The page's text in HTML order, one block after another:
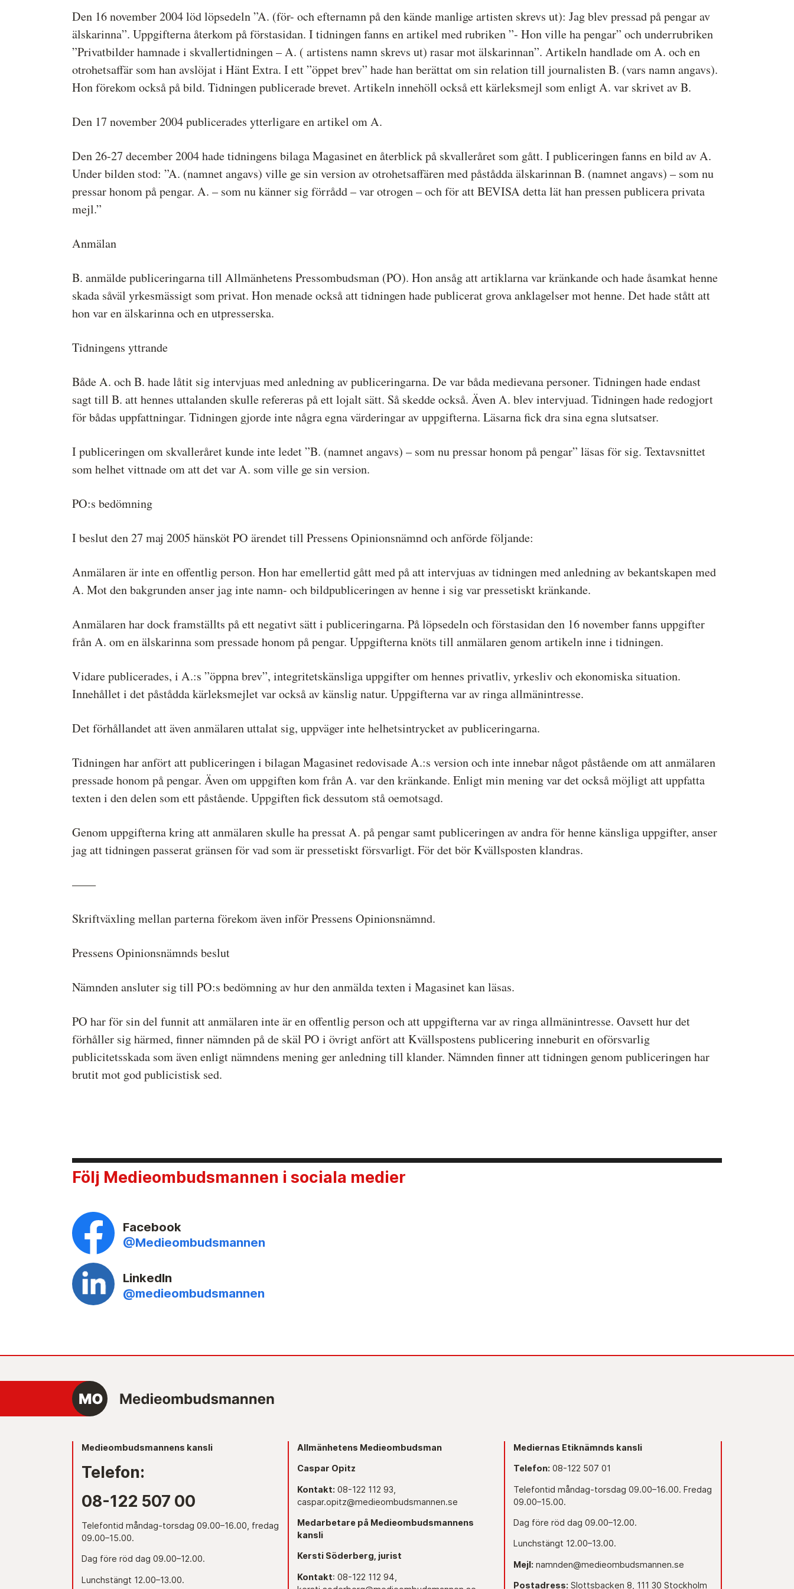
Medieetikens historia
Instruktion för Allmänhetens
Medieombudsman
Hela listan över frivilligt anslutna medier
Skillnaden mellan Granskningsnämnden och
MO
Pressbilder
Så behandlar vi dina personuppgifter
Den 16 november 2004 löd löpsedeln ”A. (för- och efternamn på den kände manlige artisten skrevs ut): Jag blev pressad på pengar av
älskarinna”. Uppgifterna återkom på förstasidan. I tidningen fanns en artikel med rubriken ”- Hon ville ha pengar” och underrubriken
”Privatbilder hamnade i skvallertidningen – A. ( artistens namn skrevs ut) rasar mot älskarinnan”. Artikeln handlade om A. och en
otrohetsaffär som han avslöjat i Hänt Extra. I ett ”öppet brev” hade han berättat om sin relation till journalisten B. (vars namn angavs).
Hon förekom också på bild. Tidningen publicerade brevet. Artikeln innehöll också ett kärleksmejl som enligt A. var skrivet av B.
Den 17 november 2004 publicerades ytterligare en artikel om A.
Den 26-27 december 2004 hade tidningens bilaga Magasinet en återblick på skvalleråret som gått. I publiceringen fanns en bild av A.
Under bilden stod: ”A. (namnet angavs) ville ge sin version av otrohetsaffären med påstådda älskarinnan B. (namnet angavs) – som nu
pressar honom på pengar. A. – som nu känner sig förrådd – var otrogen – och för att BEVISA detta lät han pressen publicera privata
mejl.”
Anmälan
B. anmälde publiceringarna till Allmänhetens Pressombudsman (PO). Hon ansåg att artiklarna var kränkande och hade åsamkat henne
skada såväl yrkesmässigt som privat. Hon menade också att tidningen hade publicerat grova anklagelser mot henne. Det hade stått att
hon var en älskarinna och en utpresserska.
Tidningens yttrande
Både A. och B. hade låtit sig intervjuas med anledning av publiceringarna. De var båda medievana personer. Tidningen hade endast
sagt till B. att hennes uttalanden skulle refereras på ett lojalt sätt. Så skedde också. Även A. blev intervjuad. Tidningen hade redogjort
för bådas uppfattningar. Tidningen gjorde inte några egna värderingar av uppgifterna. Läsarna fick dra sina egna slutsatser.
I publiceringen om skvalleråret kunde inte ledet ”B. (namnet angavs) – som nu pressar honom på pengar” läsas för sig. Textavsnittet
som helhet vittnade om att det var A. som ville ge sin version.
PO:s bedömning
I beslut den 27 maj 2005 hänsköt PO ärendet till Pressens Opinionsnämnd och anförde följande:
Anmälaren är inte en offentlig person. Hon har emellertid gått med på att intervjuas av tidningen med anledning av bekantskapen med
A. Mot den bakgrunden anser jag inte namn- och bildpubliceringen av henne i sig var pressetiskt kränkande.
Anmälaren har dock framställts på ett negativt sätt i publiceringarna. På löpsedeln och förstasidan den 16 november fanns uppgifter
från A. om en älskarinna som pressade honom på pengar. Uppgifterna knöts till anmälaren genom artikeln inne i tidningen.
Vidare publicerades, i A.:s ”öppna brev”, integritetskänsliga uppgifter om hennes privatliv, yrkesliv och ekonomiska situation.
Innehållet i det påstådda kärleksmejlet var också av känslig natur. Uppgifterna var av ringa allmänintresse.
Det förhållandet att även anmälaren uttalat sig, uppväger inte helhetsintrycket av publiceringarna.
Tidningen har anfört att publiceringen i bilagan Magasinet redovisade A.:s version och inte innebar något påstående om att anmälaren
pressade honom på pengar. Även om uppgiften kom från A. var den kränkande. Enligt min mening var det också möjligt att uppfatta
texten i den delen som ett påstående. Uppgiften fick dessutom stå oemotsagd.
Genom uppgifterna kring att anmälaren skulle ha pressat A. på pengar samt publiceringen av andra för henne känsliga uppgifter, anser
jag att tidningen passerat gränsen för vad som är pressetiskt försvarligt. För det bör Kvällsposten klandras.
——
Skriftväxling mellan parterna förekom även inför Pressens Opinionsnämnd.
Pressens Opinionsnämnds beslut
Nämnden ansluter sig till PO:s bedömning av hur den anmälda texten i Magasinet kan läsas.
PO har för sin del funnit att anmälaren inte är en offentlig person och att uppgifterna var av ringa allmänintresse. Oavsett hur det
förhåller sig härmed, finner nämnden på de skäl PO i övrigt anfört att Kvällspostens publicering inneburit en oförsvarlig
publicitetsskada som även enligt nämndens mening ger anledning till klander. Nämnden finner att tidningen genom publiceringen har
brutit mot god publicistisk sed.
Följ Medieombudsmannen i sociala medier
Facebook
@Medieombudsmannen
LinkedIn
@medieombudsmannen
Medieombudsmannens kansli
Telefon:
08-122 507 00
Telefontid måndag-torsdag 09.00–16.00, fredag
09.00–15.00.
Dag före röd dag 09.00–12.00.
Lunchstängt 12.00–13.00.
Allmänhetens Medieombudsman
Caspar Opitz
Kontakt: 08-122 112 93,
caspar.opitz@medieombudsmannen.se
Medarbetare på Medieombudsmannens
kansli
Kersti Söderberg, jurist
Kontakt: 08-122 112 94,
Mediernas Etiknämnds kansli
Telefon: 08-122 507 01
Telefontid måndag-torsdag 09.00–16.00. Fredag
09.00–15.00.
Dag före röd dag 09.00–12.00.
Lunchstängt 12.00–13.00.
Mejl: namnden@medieombudsmannen.se
Postadress: Slottsbacken 8, 111 30 Stockholm